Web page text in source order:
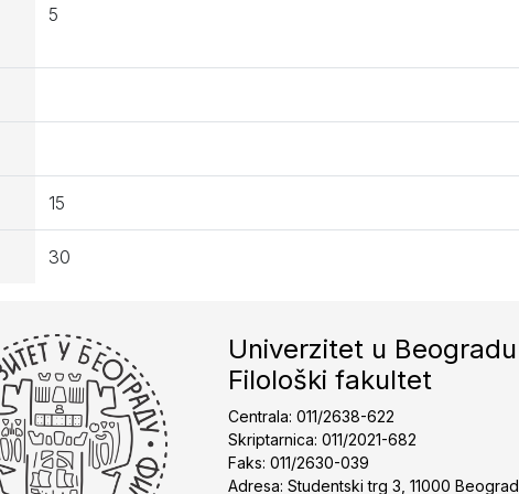
5
15
30
Univerzitet u Beogradu
Filološki fakultet
Centrala: 011/2638-622
Skriptarnica: 011/2021-682
Faks: 011/2630-039
Adresa: Studentski trg 3, 11000 Beograd